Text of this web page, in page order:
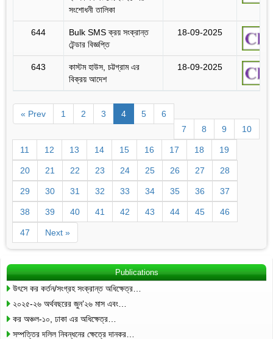
সংশোধনী তালিকা
644
Bulk SMS ক্রয় সংক্রান্ত
টেন্ডার বিজ্ঞপ্তি
18-09-2025
643
কাস্টম হাউস, চট্টগ্রাম এর
বিক্রয় আদেশ
18-09-2025
« Prev 1 2 3 4 5
6
7
8 9 10
11 12 13 14 15 16 17 18 19
20 21 22 23 24 25 26 27 28
29 30 31 32 33 34 35 36 37
38 39 40 41 42 43 44 45 46
47 Next »
Publications
উৎসে কর কর্তন/সংগ্রহ সংক্রান্ত অধিক্ষেত্র…
২০২৫-২৬ অর্থবছরের জুন’২৬ মাস এবং…
কর অঞ্চল-১০, ঢাকা এর অধিক্ষেত্র…
সম্পত্তির দলিল নিবন্ধনের ক্ষেত্রে দানকর…